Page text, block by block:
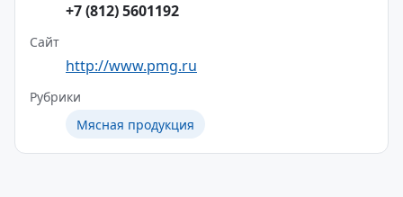
+7 (812) 5601192
Сайт
http://www.pmg.ru
Рубрики
Мясная продукция